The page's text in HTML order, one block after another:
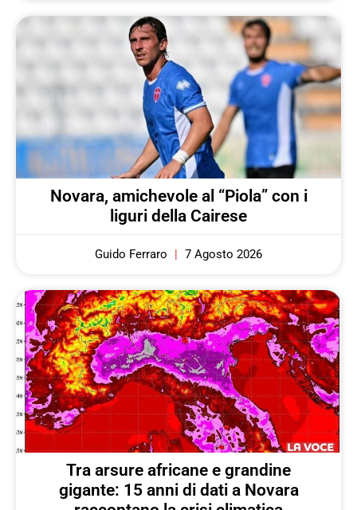
Novara, amichevole al “Piola” con i
liguri della Cairese
Guido Ferraro 7 Agosto 2026
Tra arsure africane e grandine
gigante: 15 anni di dati a Novara